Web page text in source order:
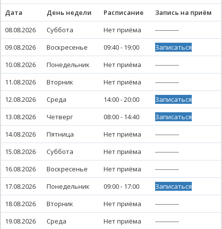
Дата
День недели Расписание
Запись на приём
08.08.2026
Суббота Нет приёма
------------
09.08.2026
Воскресенье 09:40 - 19:00
Записаться
10.08.2026
Понедельник Нет приёма
------------
11.08.2026
Вторник Нет приёма
------------
12.08.2026
Среда 14:00 - 20:00
Записаться
13.08.2026
Четверг 08:00 - 14:40
Записаться
14.08.2026
Пятница Нет приёма
------------
15.08.2026
Суббота Нет приёма
------------
16.08.2026
Воскресенье Нет приёма
------------
17.08.2026
Понедельник 09:00 - 17:00
Записаться
18.08.2026
Вторник Нет приёма
------------
19.08.2026
Среда Нет приёма
------------